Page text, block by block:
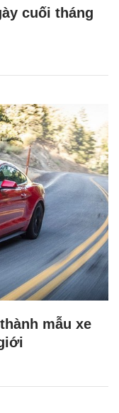
cuối tháng
mẫu xe